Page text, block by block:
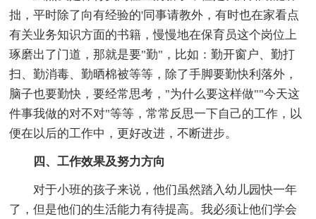
拙，平时除了向有经验的'同事请教外，有时也在家看点
有关业务知识方面的书籍，慢慢地在保育员这个岗位上
琢磨出了门道，那就是要"勤"，比如：勤开窗户、勤打
扫、勤消毒、勤晒棉被等等，除了手脚要勤快利落外，
脑子也要勤快，要经常思考，"为什么要这样做""今天这
件事我做的对不对"等等，常常反思一下自己的工作，以
便在以后的工作中，更好改进，不断进步。
四、工作效果及努力方向
对于小班的孩子来说，他们虽然踏入幼儿园快一年
了，但是他们的生活能力有待提高。我必须让他们学会